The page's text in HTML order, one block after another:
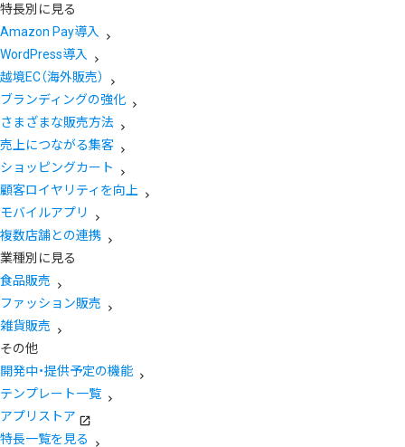
特長別に見る
Amazon Pay導入
WordPress導入
越境EC（海外販売）
ブランディングの強化
さまざまな販売方法
売上につながる集客
ショッピングカート
顧客ロイヤリティを向上
モバイルアプリ
複数店舗との連携
業種別に見る
食品販売
ファッション販売
雑貨販売
その他
開発中・提供予定の機能
テンプレート一覧
アプリストア
特長一覧を見る